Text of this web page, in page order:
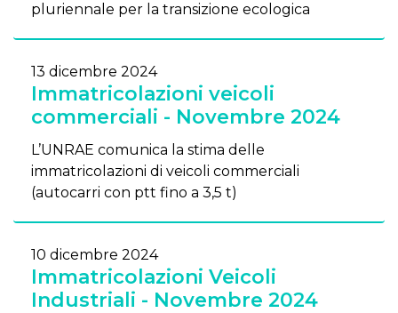
pluriennale per la transizione ecologica
13 dicembre 2024
Immatricolazioni veicoli
commerciali - Novembre 2024
L’UNRAE comunica la stima delle
immatricolazioni di veicoli commerciali
(autocarri con ptt fino a 3,5 t)
10 dicembre 2024
Immatricolazioni Veicoli
Industriali - Novembre 2024